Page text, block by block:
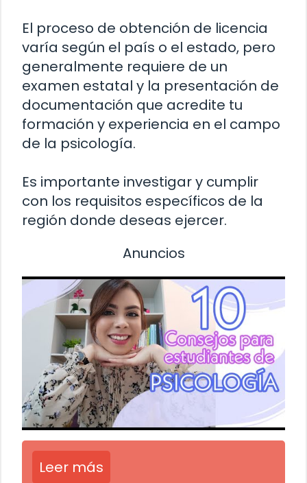
El proceso de obtención de licencia
varía según el país o el estado, pero
generalmente requiere de un
examen estatal y la presentación de
documentación que acredite tu
formación y experiencia en el campo
de la psicología.
Es importante investigar y cumplir
con los requisitos específicos de la
región donde deseas ejercer.
Anuncios
Leer más